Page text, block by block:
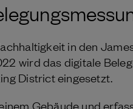
in den
wird das digitale
District eingesetzt.
Gebäude und